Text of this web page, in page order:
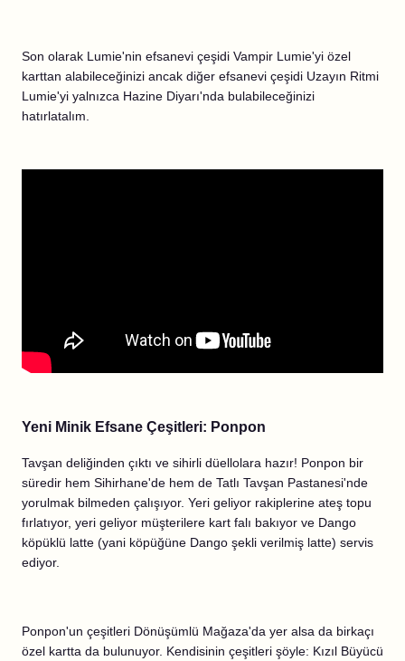
Son olarak Lumie'nin efsanevi çeşidi Vampir Lumie'yi özel
karttan alabileceğinizi ancak diğer efsanevi çeşidi Uzayın Ritmi
Lumie'yi yalnızca Hazine Diyarı'nda bulabileceğinizi
hatırlatalım.
Yeni Minik Efsane Çeşitleri: Ponpon
Tavşan deliğinden çıktı ve sihirli düellolara hazır! Ponpon bir
süredir hem Sihirhane'de hem de Tatlı Tavşan Pastanesi'nde
yorulmak bilmeden çalışıyor. Yeri geliyor rakiplerine ateş topu
fırlatıyor, yeri geliyor müşterilere kart falı bakıyor ve Dango
köpüklü latte (yani köpüğüne Dango şekli verilmiş latte) servis
ediyor.
Ponpon'un çeşitleri Dönüşümlü Mağaza'da yer alsa da birkaçı
özel kartta da bulunuyor. Kendisinin çeşitleri şöyle: Kızıl Büyücü